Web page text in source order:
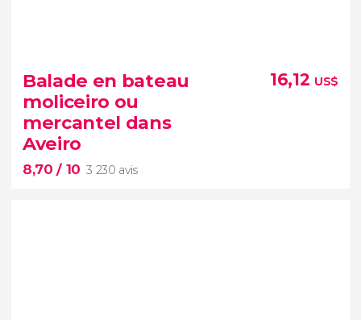
98 528 avis
moyen idéal pour
découvrir à connaître la ville
Balade en bateau
moliceiro ou
mercantel dans
Aveiro
8,70/ 10 3 230 avis
16,12 US$